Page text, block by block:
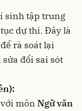
sinh tập trung
dự thi. Đây là
rà soát lại
đổi sai sót
môn Ngữ văn